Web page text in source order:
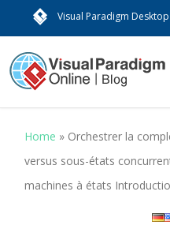
Visual Paradigm Desktop
Home » Orchestrer la
versus sous-états
machines à états